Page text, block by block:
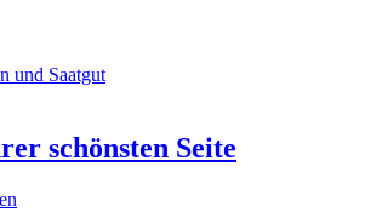
und Saatgut
schönsten Seite